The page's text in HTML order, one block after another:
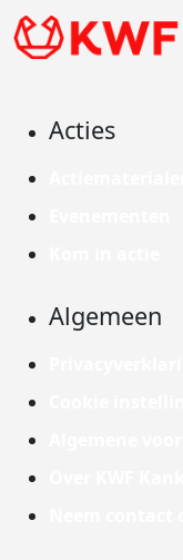
Acties
Algemeen